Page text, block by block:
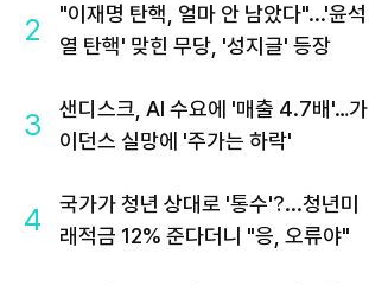
2
"이재명 탄핵, 얼마 안 남았다"...'윤석
열 탄핵' 맞힌 무당, '성지글' 등장
3
샌디스크, AI 수요에 '매출 4.7배'…가
이던스 실망에 '주가는 하락'
4
국가가 청년 상대로 '통수'?...청년미
래적금 12% 준다더니 "응, 오류야"